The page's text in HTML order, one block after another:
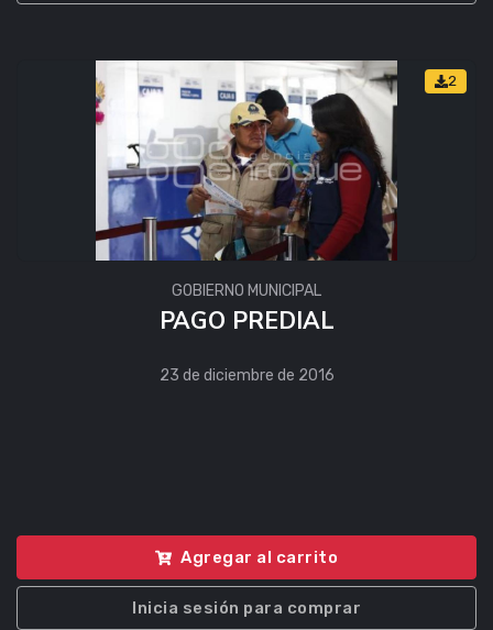
2
GOBIERNO MUNICIPAL
PAGO PREDIAL
23 de diciembre de 2016
Agregar al carrito
Inicia sesión para comprar